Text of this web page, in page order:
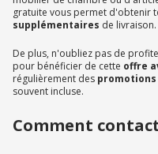
gratuite vous permet d'obtenir
supplémentaires de livraison.
De plus, n'oubliez pas de
pour bénéficier de cette offre
régulièrement des
souvent incluse.
Comment